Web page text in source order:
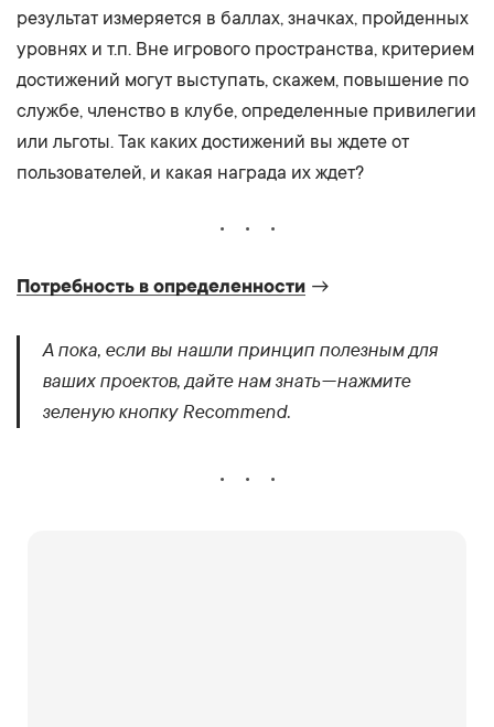
результат измеряется в баллах, значках, пройденных
уровнях и т.п. Вне игрового пространства, критерием
достижений могут выступать, скажем, повышение по
службе, членство в клубе, определенные привилегии
или льготы. Так каких достижений вы ждете от
пользователей, и какая награда их ждет?
Потребность в определенности →
А пока, если вы нашли принцип полезным для
ваших проектов, дайте нам знать — нажмите
зеленую кнопку Recommend.